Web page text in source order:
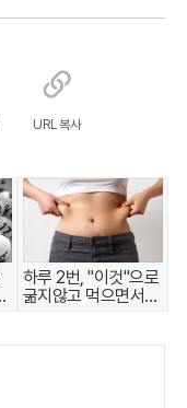
URL 복사
하루 2번, "이것"으로
굶지않고 먹으면서